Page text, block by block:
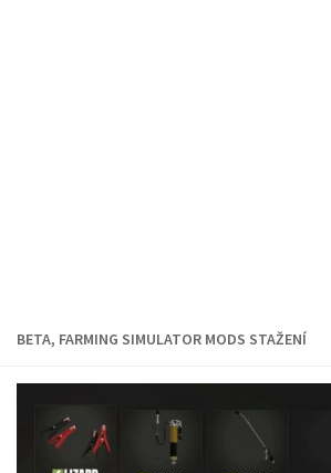
BETA, FARMING SIMULATOR MODS STAŽENÍ